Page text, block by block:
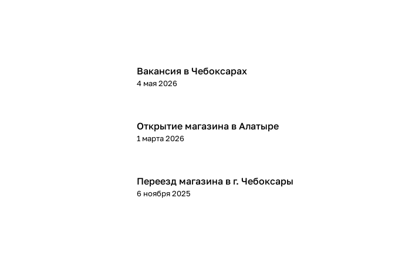
Вакансия в Чебоксарах
4 мая 2026
Открытие магазина в Алатыре
1 марта 2026
Переезд магазина в г. Чебоксары
6 ноября 2025